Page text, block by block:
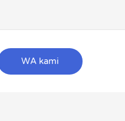
WA kami